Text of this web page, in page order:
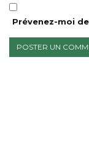
Prévenez-moi